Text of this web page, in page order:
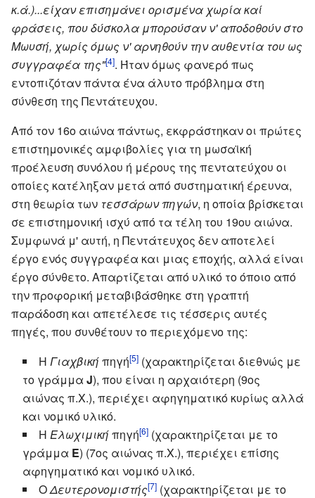
κ.ά.)...είχαν επισημάνει ορισμένα χωρία καί
φράσεις, που δύσκολα μπορούσαν ν' αποδοθούν στο
Μωυσή, χωρίς όμως ν' αρνηθούν την αυθεντία του ως
συγγραφέα της"[4]. Ήταν όμως φανερό πως
εντοπιζόταν πάντα ένα άλυτο πρόβλημα στη
σύνθεση της Πεντάτευχου.
Από τον 16ο αιώνα πάντως, εκφράστηκαν οι πρώτες
επιστημονικές αμφιβολίες για τη μωσαϊκή
προέλευση συνόλου ή μέρους της πεντατεύχου οι
οποίες κατέληξαν μετά από συστηματική έρευνα,
στη θεωρία των τεσσάρων πηγών, η οποία βρίσκεται
σε επιστημονική ισχύ από τα τέλη του 19ου αιώνα.
Συμφωνά μ' αυτή, η Πεντάτευχος δεν αποτελεί
έργο ενός συγγραφέα και μιας εποχής, αλλά είναι
έργο σύνθετο. Απαρτίζεται από υλικό το όποιο από
την προφορική μεταβιβάσθηκε στη γραπτή
παράδοση και απετέλεσε τις τέσσερις αυτές
πηγές, που συνθέτουν το περιεχόμενο της:
Η Γιαχβικήπηγή[5] (χαρακτηρίζεται διεθνώς με
το γράμμα J), που είναι η αρχαιότερη (9ος
αιώνας π.Χ.), περιέχει αφηγηματικό κυρίως αλλά
και νομικό υλικό.
Η Ελωχιμικήπηγή[6] (χαρακτηρίζεται με το
γράμμα E) (7ος αιώνας π.Χ.), περιέχει επίσης
αφηγηματικό και νομικό υλικό.
ΟΔευτερονομιστής[7] (χαρακτηρίζεται με το